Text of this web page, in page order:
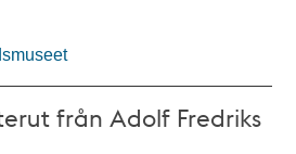
från Adolf Fredriks